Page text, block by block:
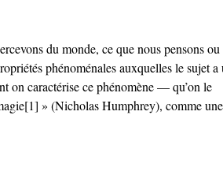
du monde, ce que nous pensons ou
phénoménales auxquelles le sujet a
on caractérise ce phénomène — qu’on le
» (Nicholas Humphrey), comme une